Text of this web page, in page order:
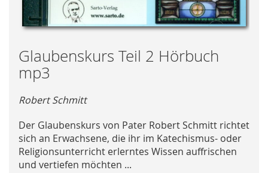
Skip
to
the
of
images
gallery
Glaubenskurs Teil 2 Hörbuch
mp3
Robert Schmitt
Der Glaubenskurs von Pater Robert Schmitt richtet
sich an Erwachsene, die ihr im Katechismus- oder
Religionsunterricht erlerntes Wissen auffrischen
und vertiefen möchten ...